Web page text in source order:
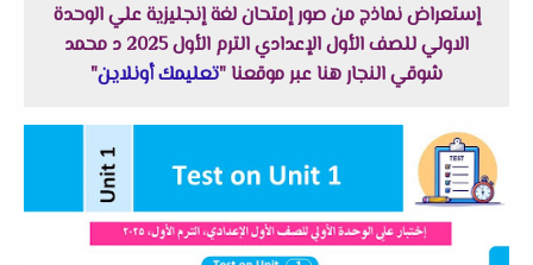
إستعراض نماذج من صور إمتحان لغة إنجليزية علي الوحدة
الاولي للصف الأول الإعدادي الترم الأول 2025 د محمد
شوقي النجار هنا عبر موقعنا "تعليمك أونلاين"